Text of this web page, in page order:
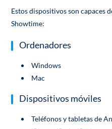
Estos dispositivos son capaces
Showtime:
Ordenadores
Windows
Mac
Dispositivos móviles
Teléfonos y tabletas de